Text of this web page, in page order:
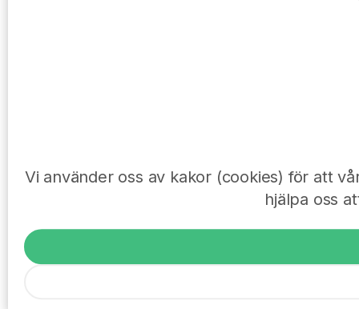
Vi använder oss av kakor (cookies) för att
hjälpa oss